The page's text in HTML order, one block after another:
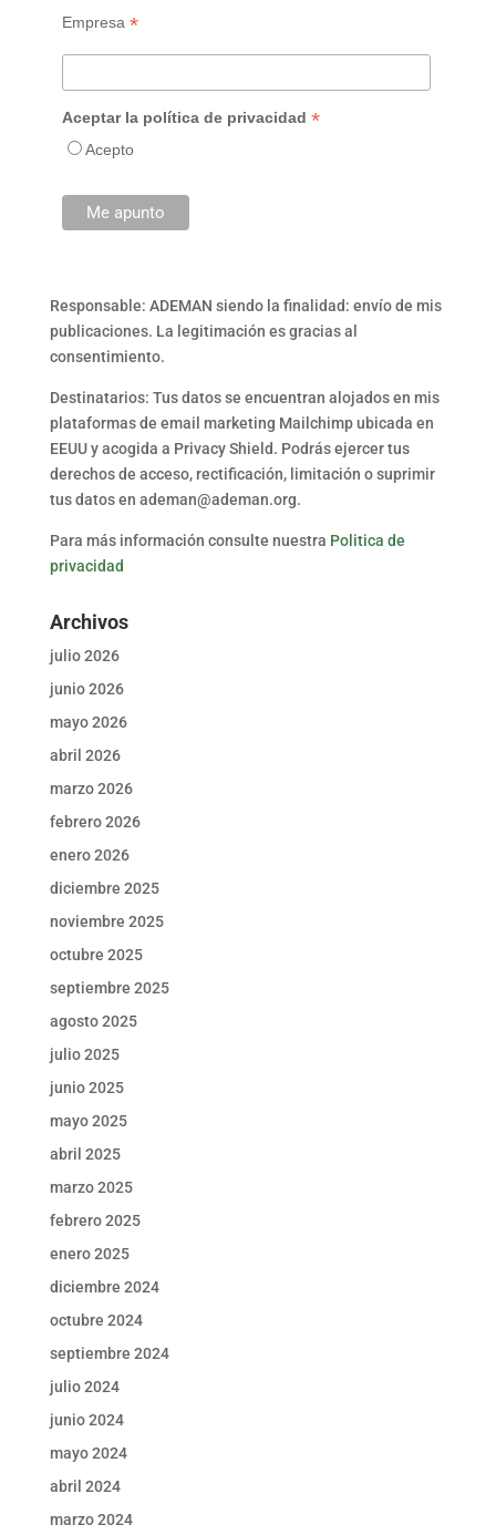
Empresa *
Aceptar la política de privacidad *
Acepto
Responsable: ADEMAN siendo la finalidad: envío de mis
publicaciones. La legitimación es gracias al
consentimiento.
Destinatarios: Tus datos se encuentran alojados en mis
plataformas de email marketing Mailchimp ubicada en
EEUU y acogida a Privacy Shield. Podrás ejercer tus
derechos de acceso, rectificación, limitación o suprimir
tus datos en ademan@ademan.org.
Para más información consulte nuestra Politica de
privacidad
Archivos
julio 2026
junio 2026
mayo 2026
abril 2026
marzo 2026
febrero 2026
enero 2026
diciembre 2025
noviembre 2025
octubre 2025
septiembre 2025
agosto 2025
julio 2025
junio 2025
mayo 2025
abril 2025
marzo 2025
febrero 2025
enero 2025
diciembre 2024
octubre 2024
septiembre 2024
julio 2024
junio 2024
mayo 2024
abril 2024
marzo 2024